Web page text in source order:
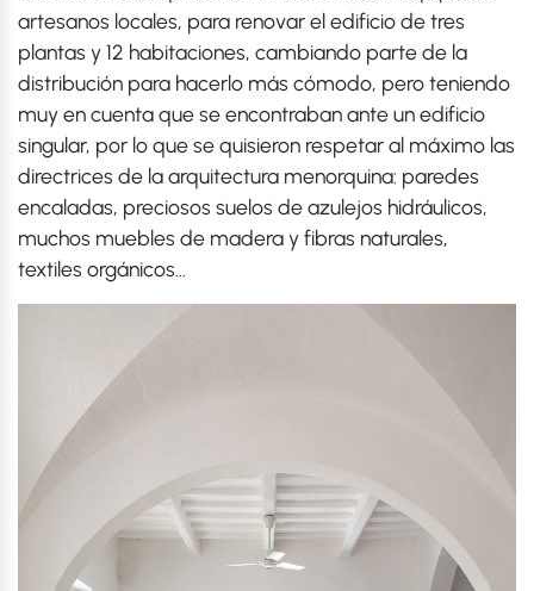
artesanos locales, para renovar el edificio de tres
plantas y 12 habitaciones, cambiando parte de la
distribución para hacerlo más cómodo, pero teniendo
muy en cuenta que se encontraban ante un edificio
singular, por lo que se quisieron respetar al máximo las
directrices de la arquitectura menorquina: paredes
encaladas, preciosos suelos de azulejos hidráulicos,
muchos muebles de madera y fibras naturales,
textiles orgánicos…